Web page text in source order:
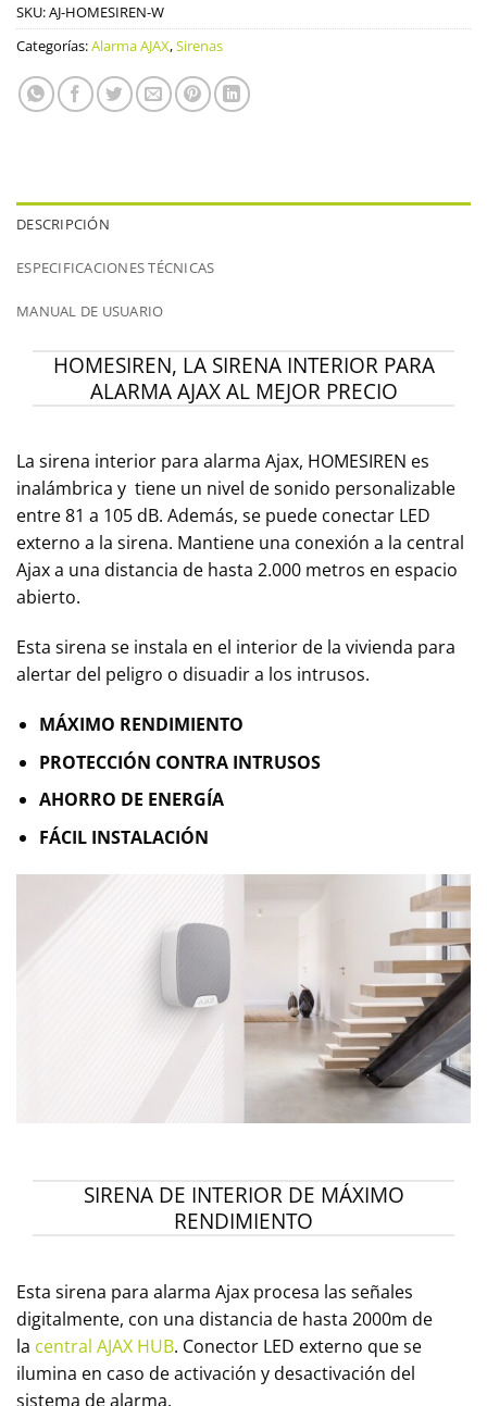
SKU:AJ-HOMESIREN-W
Categorías:Alarma AJAX,Sirenas
DESCRIPCIÓN
ESPECIFICACIONES TÉCNICAS
MANUAL DE USUARIO
HOMESIREN, LA SIRENA INTERIOR PARA
ALARMA AJAX AL MEJOR PRECIO
La sirena interior para alarma Ajax, HOMESIREN es
inalámbrica y tiene un nivel de sonido personalizable
entre 81 a 105 dB. Además, se puede conectar LED
externo a la sirena. Mantiene una conexión a la central
Ajax a una distancia de hasta 2.000 metros en espacio
abierto.
Esta sirena se instala en el interior de la vivienda para
alertar del peligro o disuadir a los intrusos.
MÁXIMO RENDIMIENTO
PROTECCIÓN CONTRA INTRUSOS
AHORRO DE ENERGÍA
FÁCIL INSTALACIÓN
SIRENA DE INTERIOR DE MÁXIMO
RENDIMIENTO
Esta sirena para alarma Ajax procesa las señales
digitalmente, con una distancia de hasta 2000m de
la central AJAX HUB. Conector LED externo que se
ilumina en caso de activación y desactivación del
sistema de alarma.